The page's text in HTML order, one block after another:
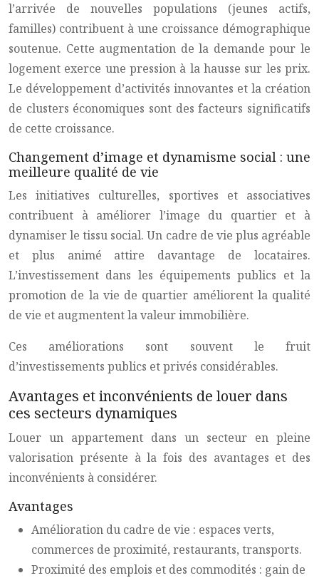
l’arrivée de nouvelles populations (jeunes actifs,
familles) contribuent à une croissance démographique
soutenue. Cette augmentation de la demande pour le
logement exerce une pression à la hausse sur les prix.
Le développement d’activités innovantes et la création
de clusters économiques sont des facteurs significatifs
de cette croissance.
Changement d’image et dynamisme social : une
meilleure qualité de vie
Les initiatives culturelles, sportives et associatives
contribuent à améliorer l’image du quartier et à
dynamiser le tissu social. Un cadre de vie plus agréable
et plus animé attire davantage de locataires.
L’investissement dans les équipements publics et la
promotion de la vie de quartier améliorent la qualité
de vie et augmentent la valeur immobilière.
Ces améliorations sont souvent le fruit
d’investissements publics et privés considérables.
Avantages et inconvénients de louer dans
ces secteurs dynamiques
Louer un appartement dans un secteur en pleine
valorisation présente à la fois des avantages et des
inconvénients à considérer.
Avantages
Amélioration du cadre de vie : espaces verts,
commerces de proximité, restaurants, transports.
Proximité des emplois et des commodités : gain de